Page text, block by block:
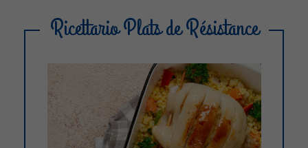
Ricettario Plats de Résistance